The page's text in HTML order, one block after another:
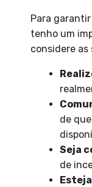
Para
tenho um
considere
de
Seja
de